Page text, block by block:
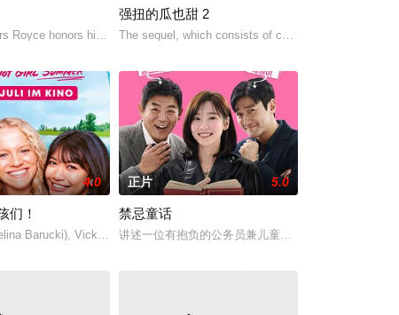
Truth orDare」大膽遊戲
，她答应为挚友雅斯敏牵线搭桥，为她安排相亲。原来，雅斯敏的约会对象
Royce honors his late mother's legacy by
强扭的瓜也甜 2
The sequel, which consists of consecutive events
生李梦（李萌萌 饰）。他算计利益得
三人团体。如今，三人为了一场仅有一次的演出再度合体，前提是他们得克
4.0
们！
Barucki), Vicky (Julia Novohradsky) und L
正片 5.0
禁忌童话
讲述一位有抱负的公务员兼儿童故事作家（朴智炫 饰